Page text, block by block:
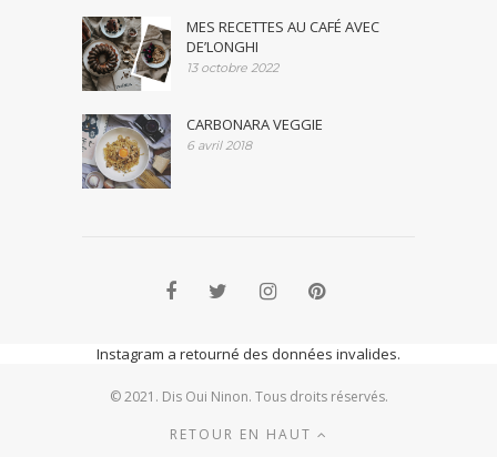
MES RECETTES AU CAFÉ AVEC
DE’LONGHI
13 octobre 2022
CARBONARA VEGGIE
6 avril 2018
Instagram a retourné des données invalides.
© 2021. Dis Oui Ninon. Tous droits réservés.
RETOUR EN HAUT